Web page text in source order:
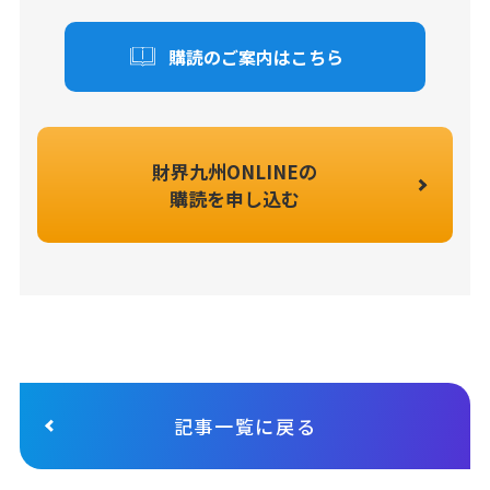
購読のご案内はこちら
財界九州ONLINEの
購読を申し込む
記事一覧に戻る